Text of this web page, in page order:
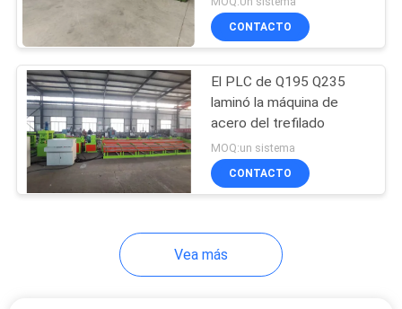
soldadora de rejilla
de acero
110kw
CONTACTO
El PLC de Q195 Q235
laminó la máquina de
acero del trefilado
MOQ:un sistema
CONTACTO
Vea más